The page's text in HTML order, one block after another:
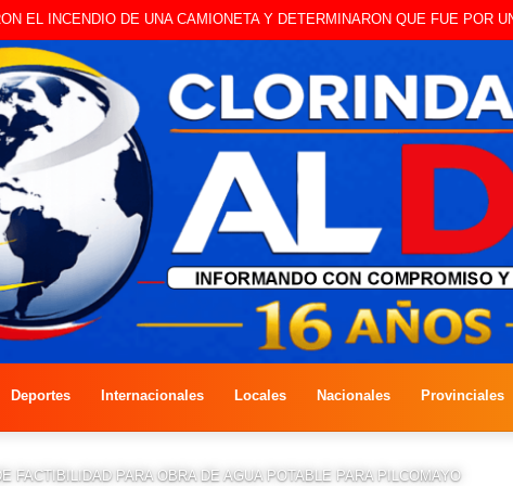
A CAMBISTA OCURRIDO ESTE JUEVES
Deportes Internacionales Locales Nacionales Provinciales
FACTIBILIDAD PARA OBRA DE AGUA POTABLE PARA PILCOMAYO